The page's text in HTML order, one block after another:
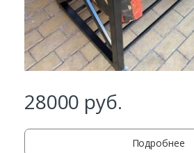
28000 руб.
Подробнее